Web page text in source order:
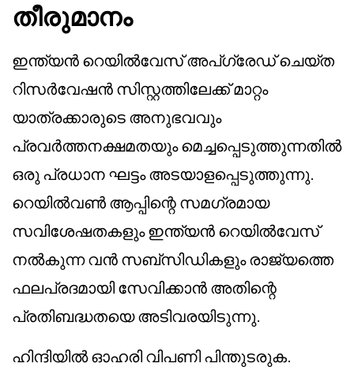
തീരുമാനം
ഇന്ത്യൻ റെയിൽവേസ് അപ്ഗ്രേഡ് ചെയ്ത
റിസർവേഷൻ സിസ്റ്റത്തിലേക്ക് മാറ്റം
യാത്രക്കാരുടെ അനുഭവവും
പ്രവർത്തനക്ഷമതയും മെച്ചപ്പെടുത്തുന്നതിൽ
ഒരു പ്രധാന ഘട്ടം അടയാളപ്പെടുത്തുന്നു.
റെയിൽവൺ ആപ്പിന്റെ സമഗ്രമായ
സവിശേഷതകളും ഇന്ത്യൻ റെയിൽവേസ്
നൽകുന്ന വൻ സബ്സിഡികളും രാജ്യത്തെ
ഫലപ്രദമായി സേവിക്കാൻ അതിന്റെ
പ്രതിബദ്ധതയെ അടിവരയിടുന്നു.
ഹിന്ദിയിൽ ഓഹരി വിപണി പിന്തുടരുക.